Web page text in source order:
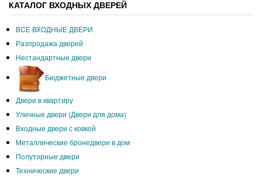
КАТАЛОГ ВХОДНЫХ ДВЕРЕЙ
ВCЕ ВХОДНЫЕ ДВЕРИ
Разпродажа дверей
Нестандартные двери
Бюджетные двери
Двери в квартиру
Уличные двери (Двери для дома)
Входные двери с ковкой
Металлические бронедвери в дом
Полуторные двери
Технические двери